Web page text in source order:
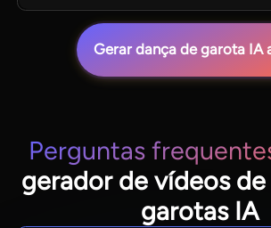
Gerar dança de garota IA
Perguntas
gerador de vídeos
garotas IA